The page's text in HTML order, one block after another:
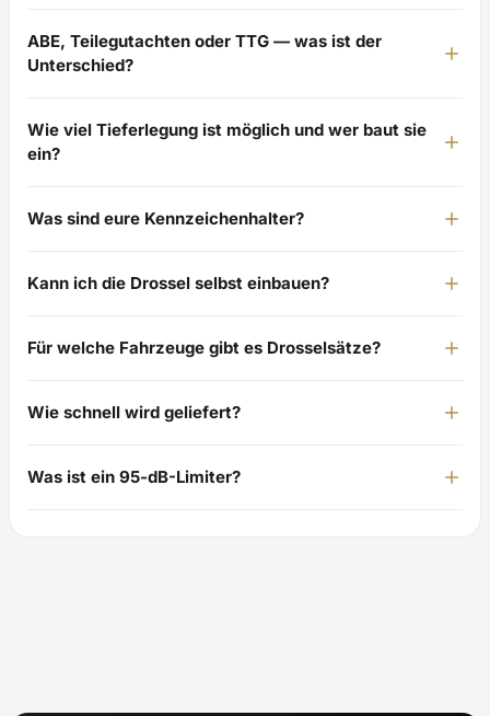
ABE, Teilegutachten oder TTG — was ist der
Unterschied?
Wie viel Tieferlegung ist möglich und wer baut sie
ein?
Was sind eure Kennzeichenhalter?
Kann ich die Drossel selbst einbauen?
Für welche Fahrzeuge gibt es Drosselsätze?
Wie schnell wird geliefert?
Was ist ein 95-dB-Limiter?